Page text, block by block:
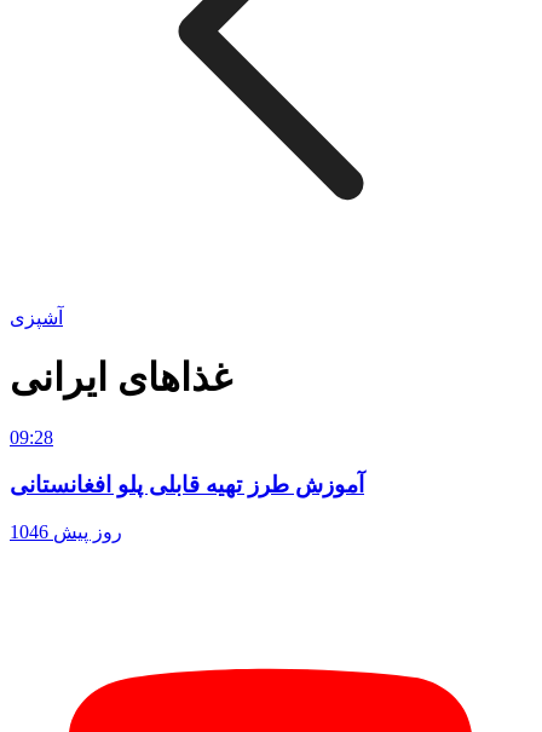
آشپزی
غذاهای ایرانی
09:28
آموزش طرز تهیه قابلی پلو افغانستانی
1046 روز پیش